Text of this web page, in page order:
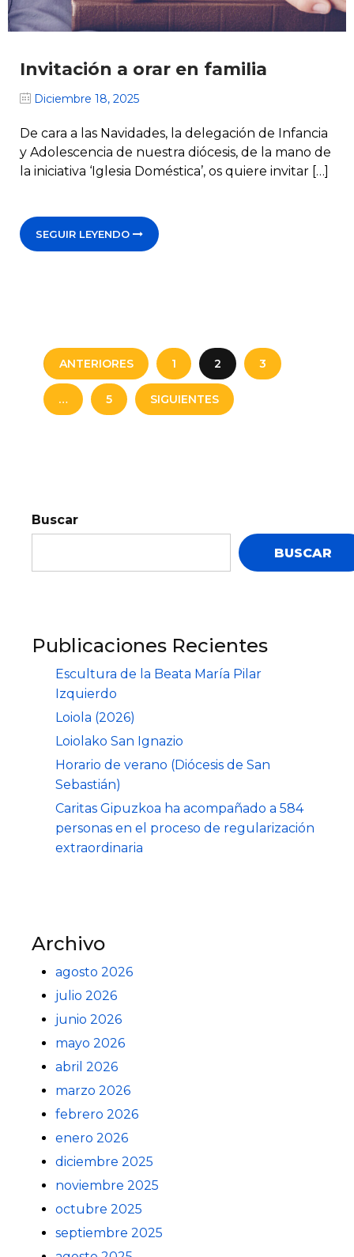
Invitación a orar en familia
Diciembre 18, 2025
De cara a las Navidades, la delegación de Infancia
y Adolescencia de nuestra diócesis, de la mano de
la iniciativa ‘Iglesia Doméstica’, os quiere invitar […]
SEGUIR LEYENDO
ANTERIORES 1 2 3
… 5 SIGUIENTES
Buscar
BUSCAR
Publicaciones Recientes
Escultura de la Beata María Pilar
Izquierdo
Loiola (2026)
Loiolako San Ignazio
Horario de verano (Diócesis de San
Sebastián)
Caritas Gipuzkoa ha acompañado a 584
personas en el proceso de regularización
extraordinaria
Archivo
agosto 2026
julio 2026
junio 2026
mayo 2026
abril 2026
marzo 2026
febrero 2026
enero 2026
diciembre 2025
noviembre 2025
octubre 2025
septiembre 2025